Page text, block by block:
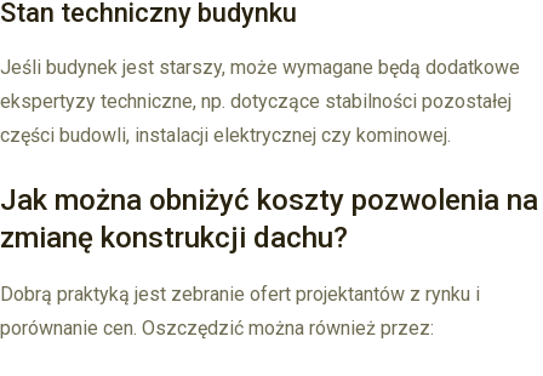
Stan techniczny budynku
Jeśli budynek jest starszy, może wymagane będą dodatkowe
ekspertyzy techniczne, np. dotyczące stabilności pozostałej
części budowli, instalacji elektrycznej czy kominowej.
Jak można obniżyć koszty pozwolenia na
zmianę konstrukcji dachu?
Dobrą praktyką jest zebranie ofert projektantów z rynku i
porównanie cen. Oszczędzić można również przez: